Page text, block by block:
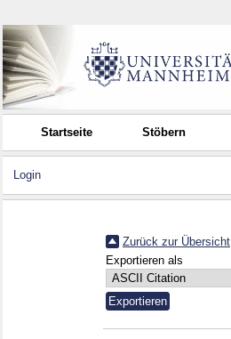
Startseite Stöbern
Login
Zurück zur Übersicht
Exportieren als